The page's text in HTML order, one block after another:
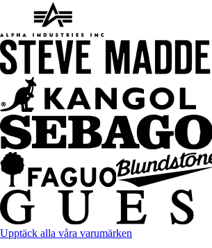
Upptäck alla våra varumärken